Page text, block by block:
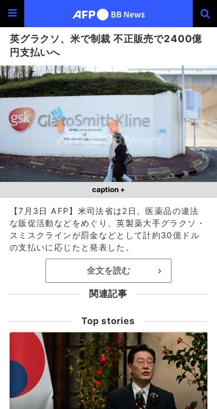
英グラクソ、米で制裁 不正販売で2400億
円支払いへ
caption +
【7月3日 AFP】米司法省は2日、医薬品の違法
な販促活動などをめぐり、英製薬大手グラクソ・
スミスクラインが罰金などとして計約30億ドル
の支払いに応じたと発表した。
全文を読む >
関連記事
Top stories